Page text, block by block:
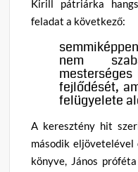
Kirill pátriárka
feladat a következő:
nem
fejlődését,
felügyelete
A keresztény hit
második
könyve, János